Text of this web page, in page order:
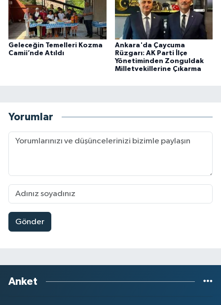
Geleceğin Temelleri Kozma
Camii’nde Atıldı
Ankara'da Çaycuma
Rüzgarı: AK Parti İlçe
Yönetiminden Zonguldak
Milletvekillerine Çıkarma
Yorumlar
Gönder
Anket